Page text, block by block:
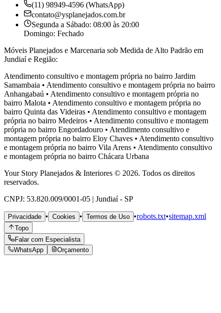
(11) 98949-4596 (WhatsApp)
contato@ysplanejados.com.br
Segunda a Sábado: 08:00 às 20:00
Domingo: Fechado
Móveis Planejados e Marcenaria sob Medida de Alto Padrão em
Jundiaí e Região:
Atendimento consultivo e montagem própria no bairro Jardim
Samambaia • Atendimento consultivo e montagem própria no bairro
Anhangabaú • Atendimento consultivo e montagem própria no
bairro Malota • Atendimento consultivo e montagem própria no
bairro Quinta das Videiras • Atendimento consultivo e montagem
própria no bairro Medeiros • Atendimento consultivo e montagem
própria no bairro Engordadouro • Atendimento consultivo e
montagem própria no bairro Eloy Chaves • Atendimento consultivo
e montagem própria no bairro Vila Arens • Atendimento consultivo
e montagem própria no bairro Chácara Urbana
Your Story Planejados & Interiores © 2026. Todos os direitos
reservados.
CNPJ: 53.820.009/0001-05 | Jundiaí - SP
Privacidade • Cookies • Termos de Uso •robots.txt•sitemap.xml
Topo
Falar com Especialista
WhatsApp
Orçamento